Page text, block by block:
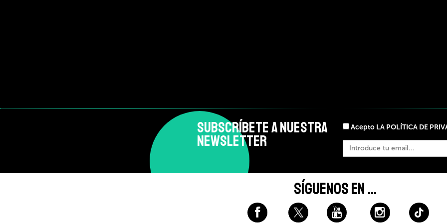
SUBSCRÍBETE A NUESTRA
NEWSLETTER
Acepto LA POLÍTICA DE
SÍGUENOS EN ...